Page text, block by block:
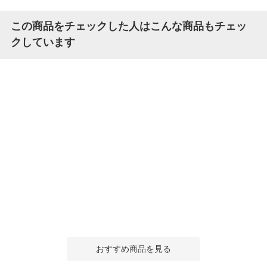
この商品をチェックした人はこんな商品もチェッ
クしています
おすすめ商品を見る